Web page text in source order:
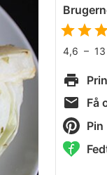
4,6 – 13
Få
Pin